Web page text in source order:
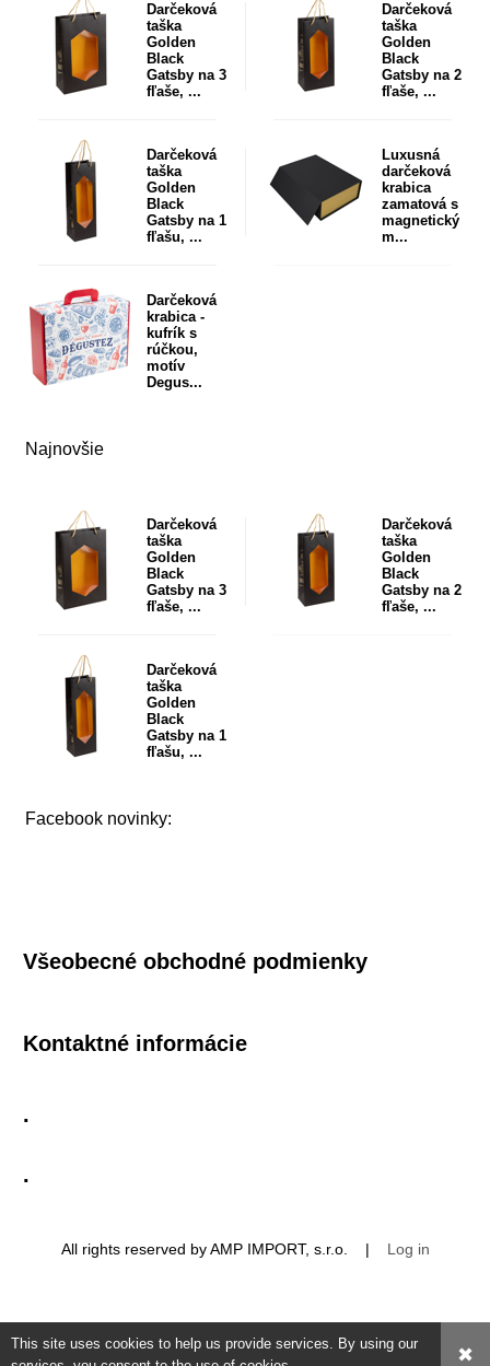
Darčeková
taška
Golden
Black
Gatsby na 3
fľaše, ...
Darčeková
taška
Golden
Black
Gatsby na 2
fľaše, ...
Darčeková
taška
Golden
Black
Gatsby na 1
fľašu, ...
Luxusná
darčeková
krabica
zamatová s
magnetický
m...
Darčeková
krabica -
kufrík s
rúčkou,
motív
Degus...
Najnovšie
Darčeková
taška
Golden
Black
Gatsby na 3
fľaše, ...
Darčeková
taška
Golden
Black
Gatsby na 2
fľaše, ...
Darčeková
taška
Golden
Black
Gatsby na 1
fľašu, ...
Facebook novinky:
Všeobecné obchodné podmienky
Kontaktné informácie
.
.
All rights reserved by AMP IMPORT, s.r.o. | Log in
This site uses cookies to help us provide services. By using our
✖